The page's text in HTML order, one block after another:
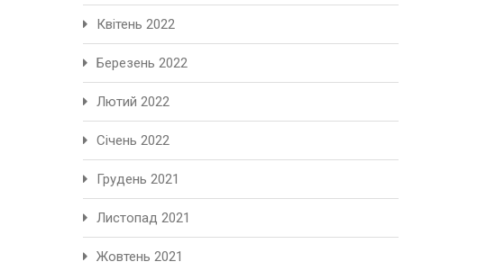
Квітень 2022
Березень 2022
Лютий 2022
Січень 2022
Грудень 2021
Листопад 2021
Жовтень 2021